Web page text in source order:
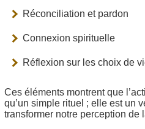
Réconciliation et pardon
Connexion spirituelle
Réflexion sur les choix de
Ces éléments montrent que
qu’un simple rituel ; elle est un
transformer notre perception de